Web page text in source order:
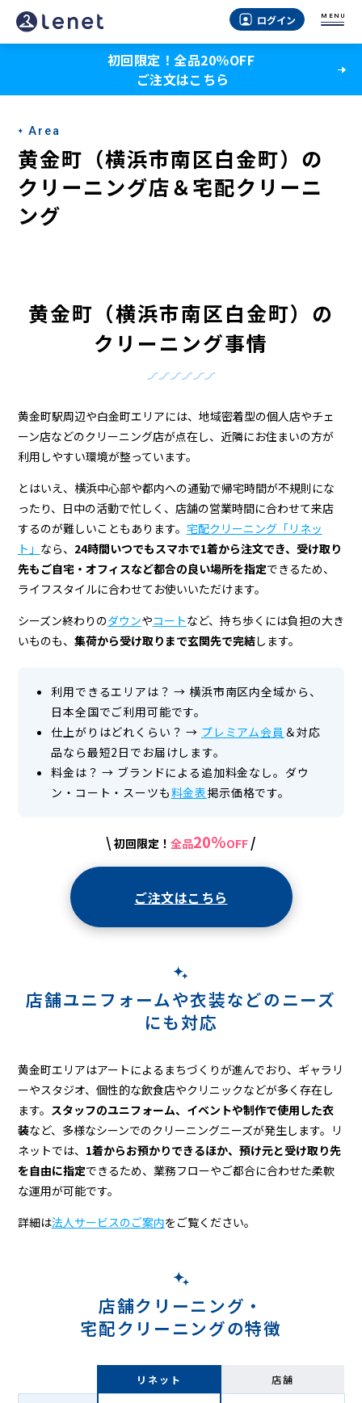
黄
金
（横
浜
市
南
区
町）
ー
ニ
ン
グ
店
＆
宅
配
ク
ログイン MENU
初回限定！全品20％OFF
ご注文はこちら
Area
黄金町（横浜市南区白金町）の
クリーニング店＆宅配クリーニ
ング
黄金町（横浜市南区白金町）の
クリーニング事情
黄金町駅周辺や白金町エリアには、地域密着型の個人店やチェ
ーン店などのクリーニング店が点在し、近隣にお住まいの方が
利用しやすい環境が整っています。
とはいえ、横浜中心部や都内への通勤で帰宅時間が不規則にな
ったり、日中の活動で忙しく、店舗の営業時間に合わせて来店
するのが難しいこともあります。 宅配クリーニング「リネッ
ト」 なら、 24時間いつでもスマホで1着から注文でき、受け取り
先もご自宅・オフィスなど都合の良い場所を指定できるため、
ライフスタイルに合わせてお使いいただけます。
シーズン終わりのダウンやコートなど、持ち歩くには負担の大き
いものも、 集荷から受け取りまで玄関先で完結します。
利用できるエリアは？ →横浜市南区内全域から、
日本全国でご利用可能です。
仕上がりはどれくらい？ → プレミアム会員 ＆対応
品なら最短2日でお届けします。
料金は？ → ブランドによる追加料金なし。ダウ
ン・コート・スーツも料金表掲示価格です。
\ 初回限定！ 全品20%OFF /
ご注文はこちら
店舗ユニフォームや衣装などのニーズ
にも対応
黄金町エリアはアートによるまちづくりが進んでおり、ギャラリ
ーやスタジオ、個性的な飲食店やクリニックなどが多く存在し
ます。 スタッフのユニフォーム、イベントや制作で使用した衣
装など、多様なシーンでのクリーニングニーズが発生します。リ
ネットでは、 1着からお預かりできるほか、預け元と受け取り先
を自由に指定できるため、業務フローやご都合に合わせた柔軟
な運用が可能です。
詳細は法人サービスのご案内をご覧ください。
店舗クリーニング・
宅配クリーニングの特徴
リネット 店舗